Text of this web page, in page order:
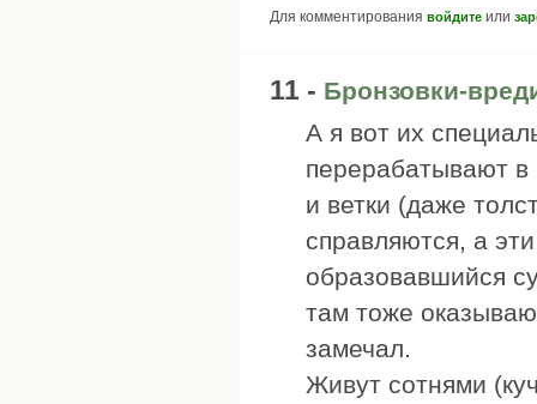
Для комментирования войдите или
11 - Бронзовки-
А я вот их
перерабатывают в
и ветки (даже
справляются, а
образовавшийся
там тоже
замечал.
Живут сотнями